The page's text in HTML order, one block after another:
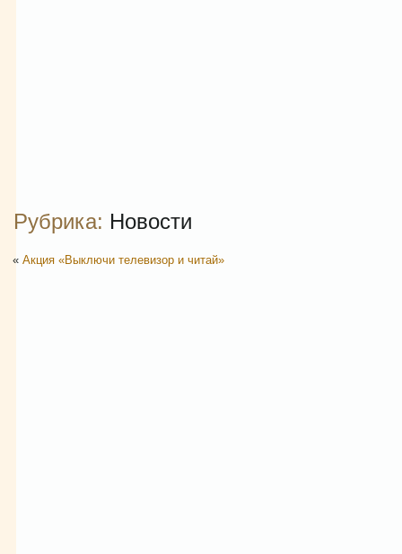
Рубрика: Новости
« Акция «Выключи телевизор и читай»